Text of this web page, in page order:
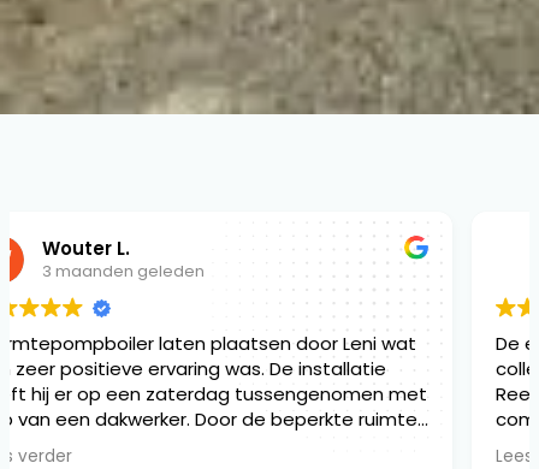
Caroline Van Delsen
3 maanden geleden
De elektrische keuring uitgevoerd door Leni en zijn
collega verliep vlot en volledig volgens afspraak.
Reeds van bij het eerste contact was de
communicatie correct en punctueel. Ook wat de
bijhorende administratie betreft, niets dan lof.
Lees verder